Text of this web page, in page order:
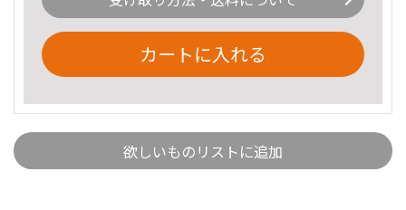
カートに入れる
欲しいものリストに追加